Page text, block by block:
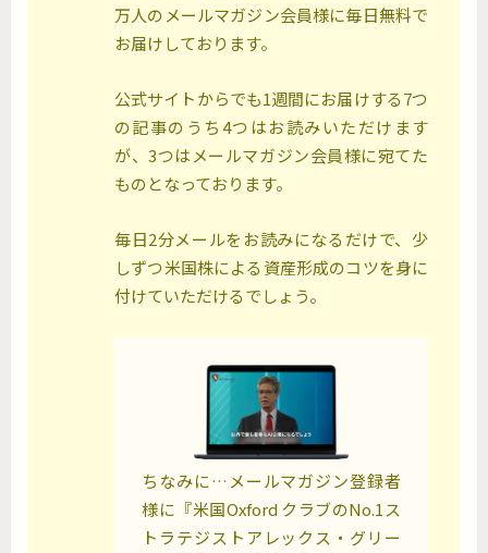
万人のメールマガジン会員様に毎日無料で
お届けしております。
公式サイトからでも1週間にお届けする7つ
の記事のうち4つはお読みいただけます
が、3つはメールマガジン会員様に宛てた
ものとなっております。
毎日2分メールをお読みになるだけで、少
しずつ米国株による資産形成のコツを身に
付けていただけるでしょう。
ちなみに…メールマガジン登録者
様に『米国Oxford クラブのNo.1ス
トラテジストアレックス・グリー